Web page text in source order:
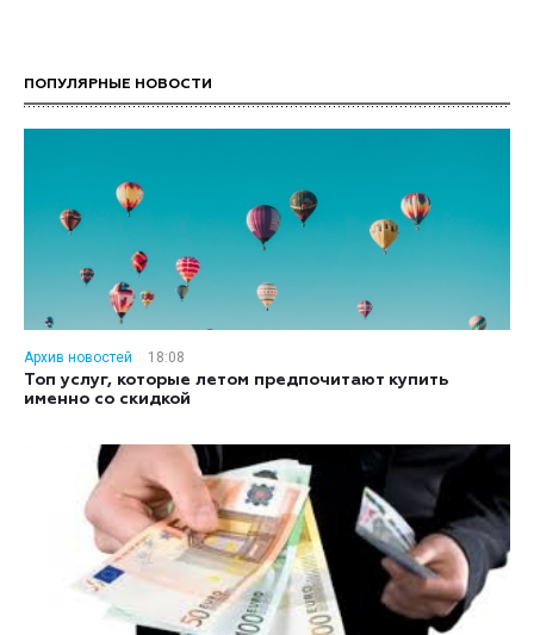
ПОПУЛЯРНЫЕ НОВОСТИ
Архив новостей
18:08
Топ услуг, которые летом предпочитают купить
именно со скидкой